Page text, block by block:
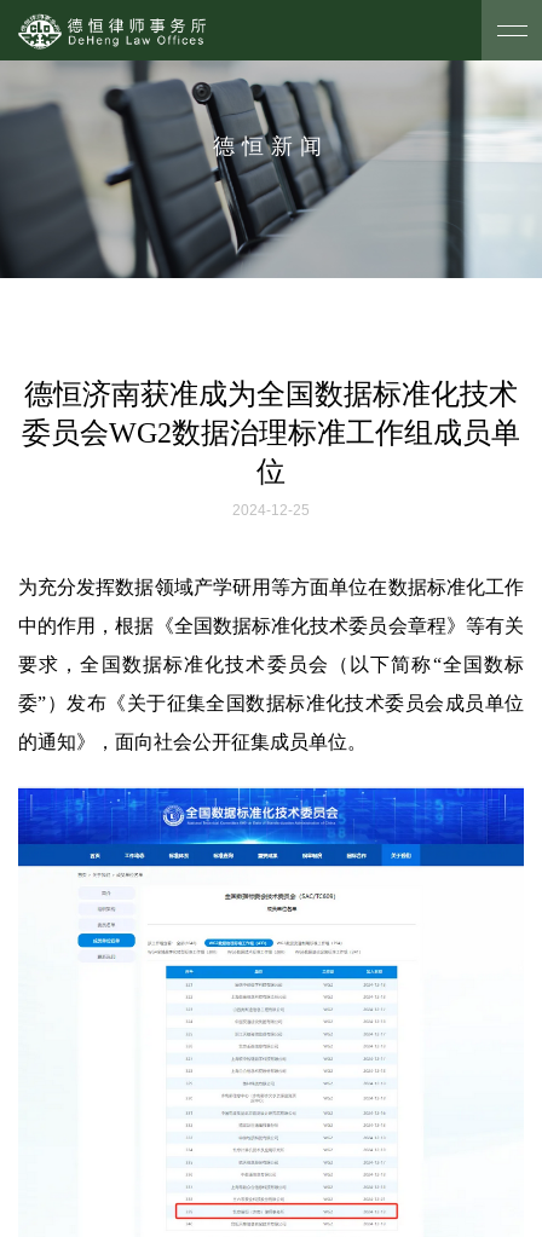
德恒新闻
德恒济南获准成为全国数据标准化技术
委员会WG2数据治理标准工作组成员单
位
2024-12-25
为充分发挥数据领域产学研用等方面单位在数据标准化工作
中的作用，根据《全国数据标准化技术委员会章程》等有关
要求，全国数据标准化技术委员会（以下简称“全国数标
委”）发布《关于征集全国数据标准化技术委员会成员单位
的通知》，面向社会公开征集成员单位。